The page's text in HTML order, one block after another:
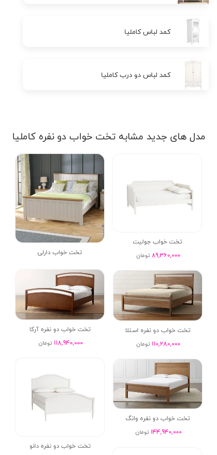
کمد لباس کاملیا
کمد لباس دو درب کاملیا
مدل های جدید مشابه تخت خواب دو نفره کاملیا
تخت خواب جولیت
89,360,000 تومان تخت خواب دارلی
تخت خواب دو نفره آرکا
118,940,000 تومان
تخت خواب دو نفره استلا
110,280,000 تومان
تخت خواب دو نفره دانو
تخت خواب دو نفره وانگ
144,940,000 تومان